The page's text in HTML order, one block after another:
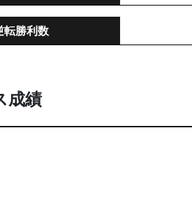
転勝利数
成績